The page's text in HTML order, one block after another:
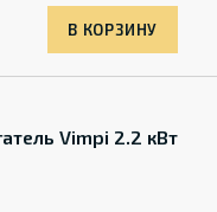
В КОРЗИНУ
Vimpi 2.2 кВт